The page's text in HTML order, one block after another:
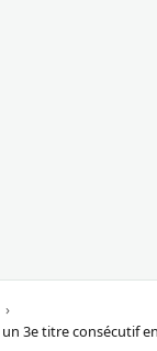
3e titre consécutif